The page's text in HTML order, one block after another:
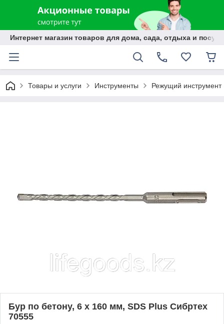
Интернет магазин товаров для дома, сада, отдыха и
Товары и услуги Инструменты Режущий инструмент
Бур по бетону, 6 x 160 мм, SDS Plus Сибртех
70555